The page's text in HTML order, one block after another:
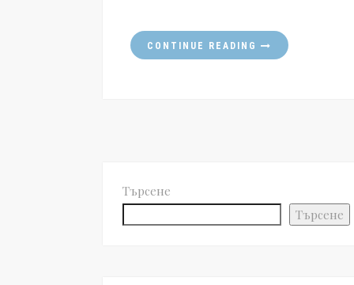
CONTINUE READING
Търсене
Търсене